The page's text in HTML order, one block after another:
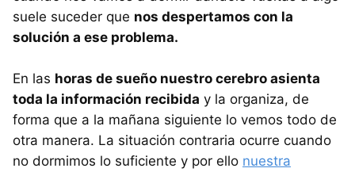
suele suceder que nos despertamos con la
solución a ese problema.
En las horas de sueño nuestro cerebro asienta
toda la información recibida y la organiza, de
forma que a la mañana siguiente lo vemos todo de
otra manera. La situación contraria ocurre cuando
no dormimos lo suficiente y por ello nuestra